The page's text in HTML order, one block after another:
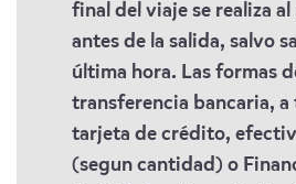
final del viaje se realiza
antes de la salida, salvo
última hora. Las formas
transferencia bancaria, a
tarjeta de crédito,
(segun cantidad) o